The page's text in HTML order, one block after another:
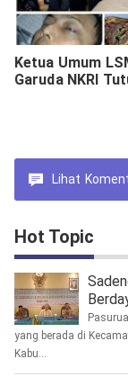
Ketua Umum
Garuda NKRI
Lihat
Hot Topic
yang berada di
Kabu...